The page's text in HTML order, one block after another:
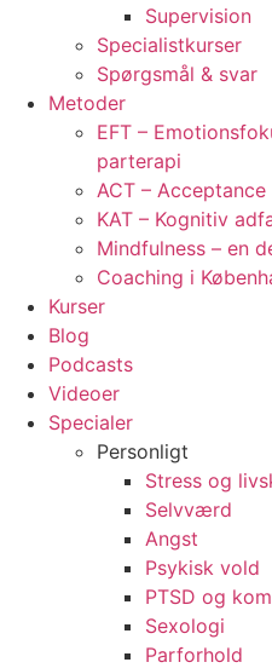
Supervision
Specialistkurser
Spørgsmål & svar
Metoder
EFT –
parterapi
ACT –
KAT – Kognitiv
Mindfulness – en
Coaching i
Kurser
Blog
Podcasts
Videoer
Specialer
Personligt
Stress og
Selvværd
Angst
Psykisk vold
PTSD og
Sexologi
Parforhold